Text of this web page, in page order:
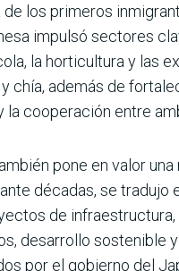
los primeros
impulsó sectores
la horticultura y las
chía, además de
la cooperación entre
pone en valor una
décadas, se tradujo
de
desarrollo sostenible
por el gobierno del